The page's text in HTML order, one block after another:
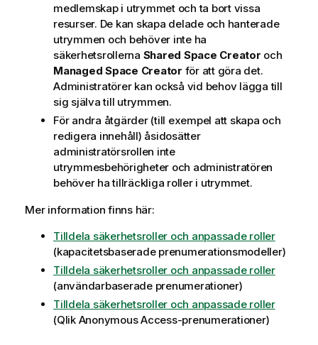
medlemskap i utrymmet och ta bort vissa
resurser. De kan skapa delade och hanterade
utrymmen och behöver inte ha
säkerhetsrollerna Shared Space Creator och
Managed Space Creator för att göra det.
Administratörer kan också vid behov lägga till
sig själva till utrymmen.
För andra åtgärder (till exempel att skapa och
redigera innehåll) åsidosätter
administratörsrollen inte
utrymmesbehörigheter och administratören
behöver ha tillräckliga roller i utrymmet.
Mer information finns här:
Tilldela säkerhetsroller och anpassade roller
(kapacitetsbaserade prenumerationsmodeller)
Tilldela säkerhetsroller och anpassade roller
(användarbaserade prenumerationer)
Tilldela säkerhetsroller och anpassade roller
(Qlik Anonymous Access-prenumerationer)